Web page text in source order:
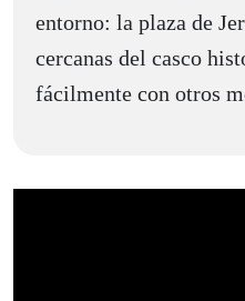
entorno: la plaza de
cercanas del casco
fácilmente con otros